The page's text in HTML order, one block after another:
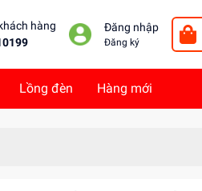
hàng
Đăng nhập
Đăng ký
Lồng đèn Hàng mới